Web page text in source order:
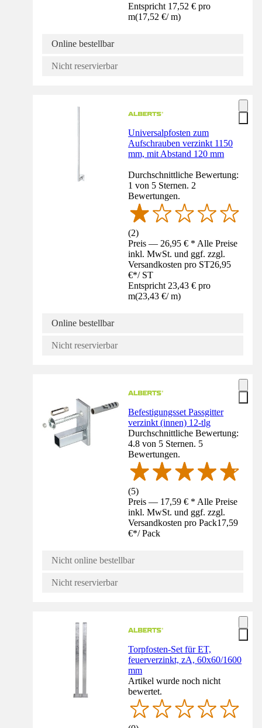
Entspricht 17,52 € pro
m(17,52 €/ m)
Online bestellbar
Nicht reservierbar
Universalpfosten zum
Aufschrauben verzinkt 1150
mm, mit Abstand 120 mm
Durchschnittliche Bewertung:
1 von 5 Sternen. 2
Bewertungen.
(2)
Preis — 26,95 € * Alle Preise
inkl. MwSt. und ggf. zzgl.
Versandkosten pro ST26,95
€*/ ST
Entspricht 23,43 € pro
m(23,43 €/ m)
Online bestellbar
Nicht reservierbar
Befestigungsset Passgitter
verzinkt (innen) 12-tlg
Durchschnittliche Bewertung:
4.8 von 5 Sternen. 5
Bewertungen.
(5)
Preis — 17,59 € * Alle Preise
inkl. MwSt. und ggf. zzgl.
Versandkosten pro Pack17,59
€*/ Pack
Nicht online bestellbar
Nicht reservierbar
Torpfosten-Set für ET,
feuerverzinkt, zA, 60x60/1600
mm
Artikel wurde noch nicht
bewertet.